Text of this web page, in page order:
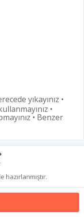
yıkayınız •
•
• Benzer